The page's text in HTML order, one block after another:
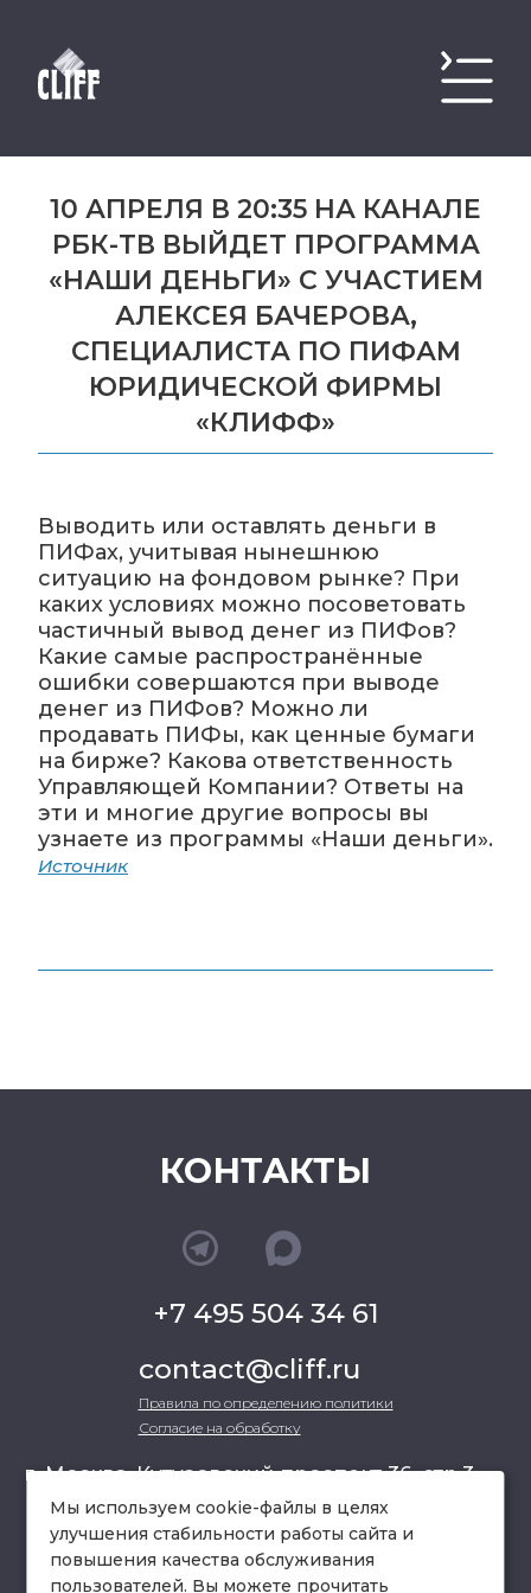
10 АПРЕЛЯ В 20:35 НА КАНАЛЕ
РБК-ТВ ВЫЙДЕТ ПРОГРАММА
«НАШИ ДЕНЬГИ» С УЧАСТИЕМ
АЛЕКСЕЯ БАЧЕРОВА,
СПЕЦИАЛИСТА ПО ПИФАМ
ЮРИДИЧЕСКОЙ ФИРМЫ
«КЛИФФ»
Выводить или оставлять деньги в
ПИФах, учитывая нынешнюю
ситуацию на фондовом рынке? При
каких условиях можно посоветовать
частичный вывод денег из ПИФов?
Какие самые распространённые
ошибки совершаются при выводе
денег из ПИФов? Можно ли
продавать ПИФы, как ценные бумаги
на бирже? Какова ответственность
Управляющей Компании? Ответы на
эти и многие другие вопросы вы
узнаете из программы «Наши деньги».
Источник
КОНТАКТЫ
+7 495 504 34 61
contact@cliff.ru
Правила по определению политики
Согласие на обработку
г. Москва, Кутузовский проспект 36, стр.3 ,
офис 301
схема проезда
Мы используем cookie-файлы в целях
улучшения стабильности работы сайта и
повышения качества обслуживания
пользователей. Вы можете прочитать